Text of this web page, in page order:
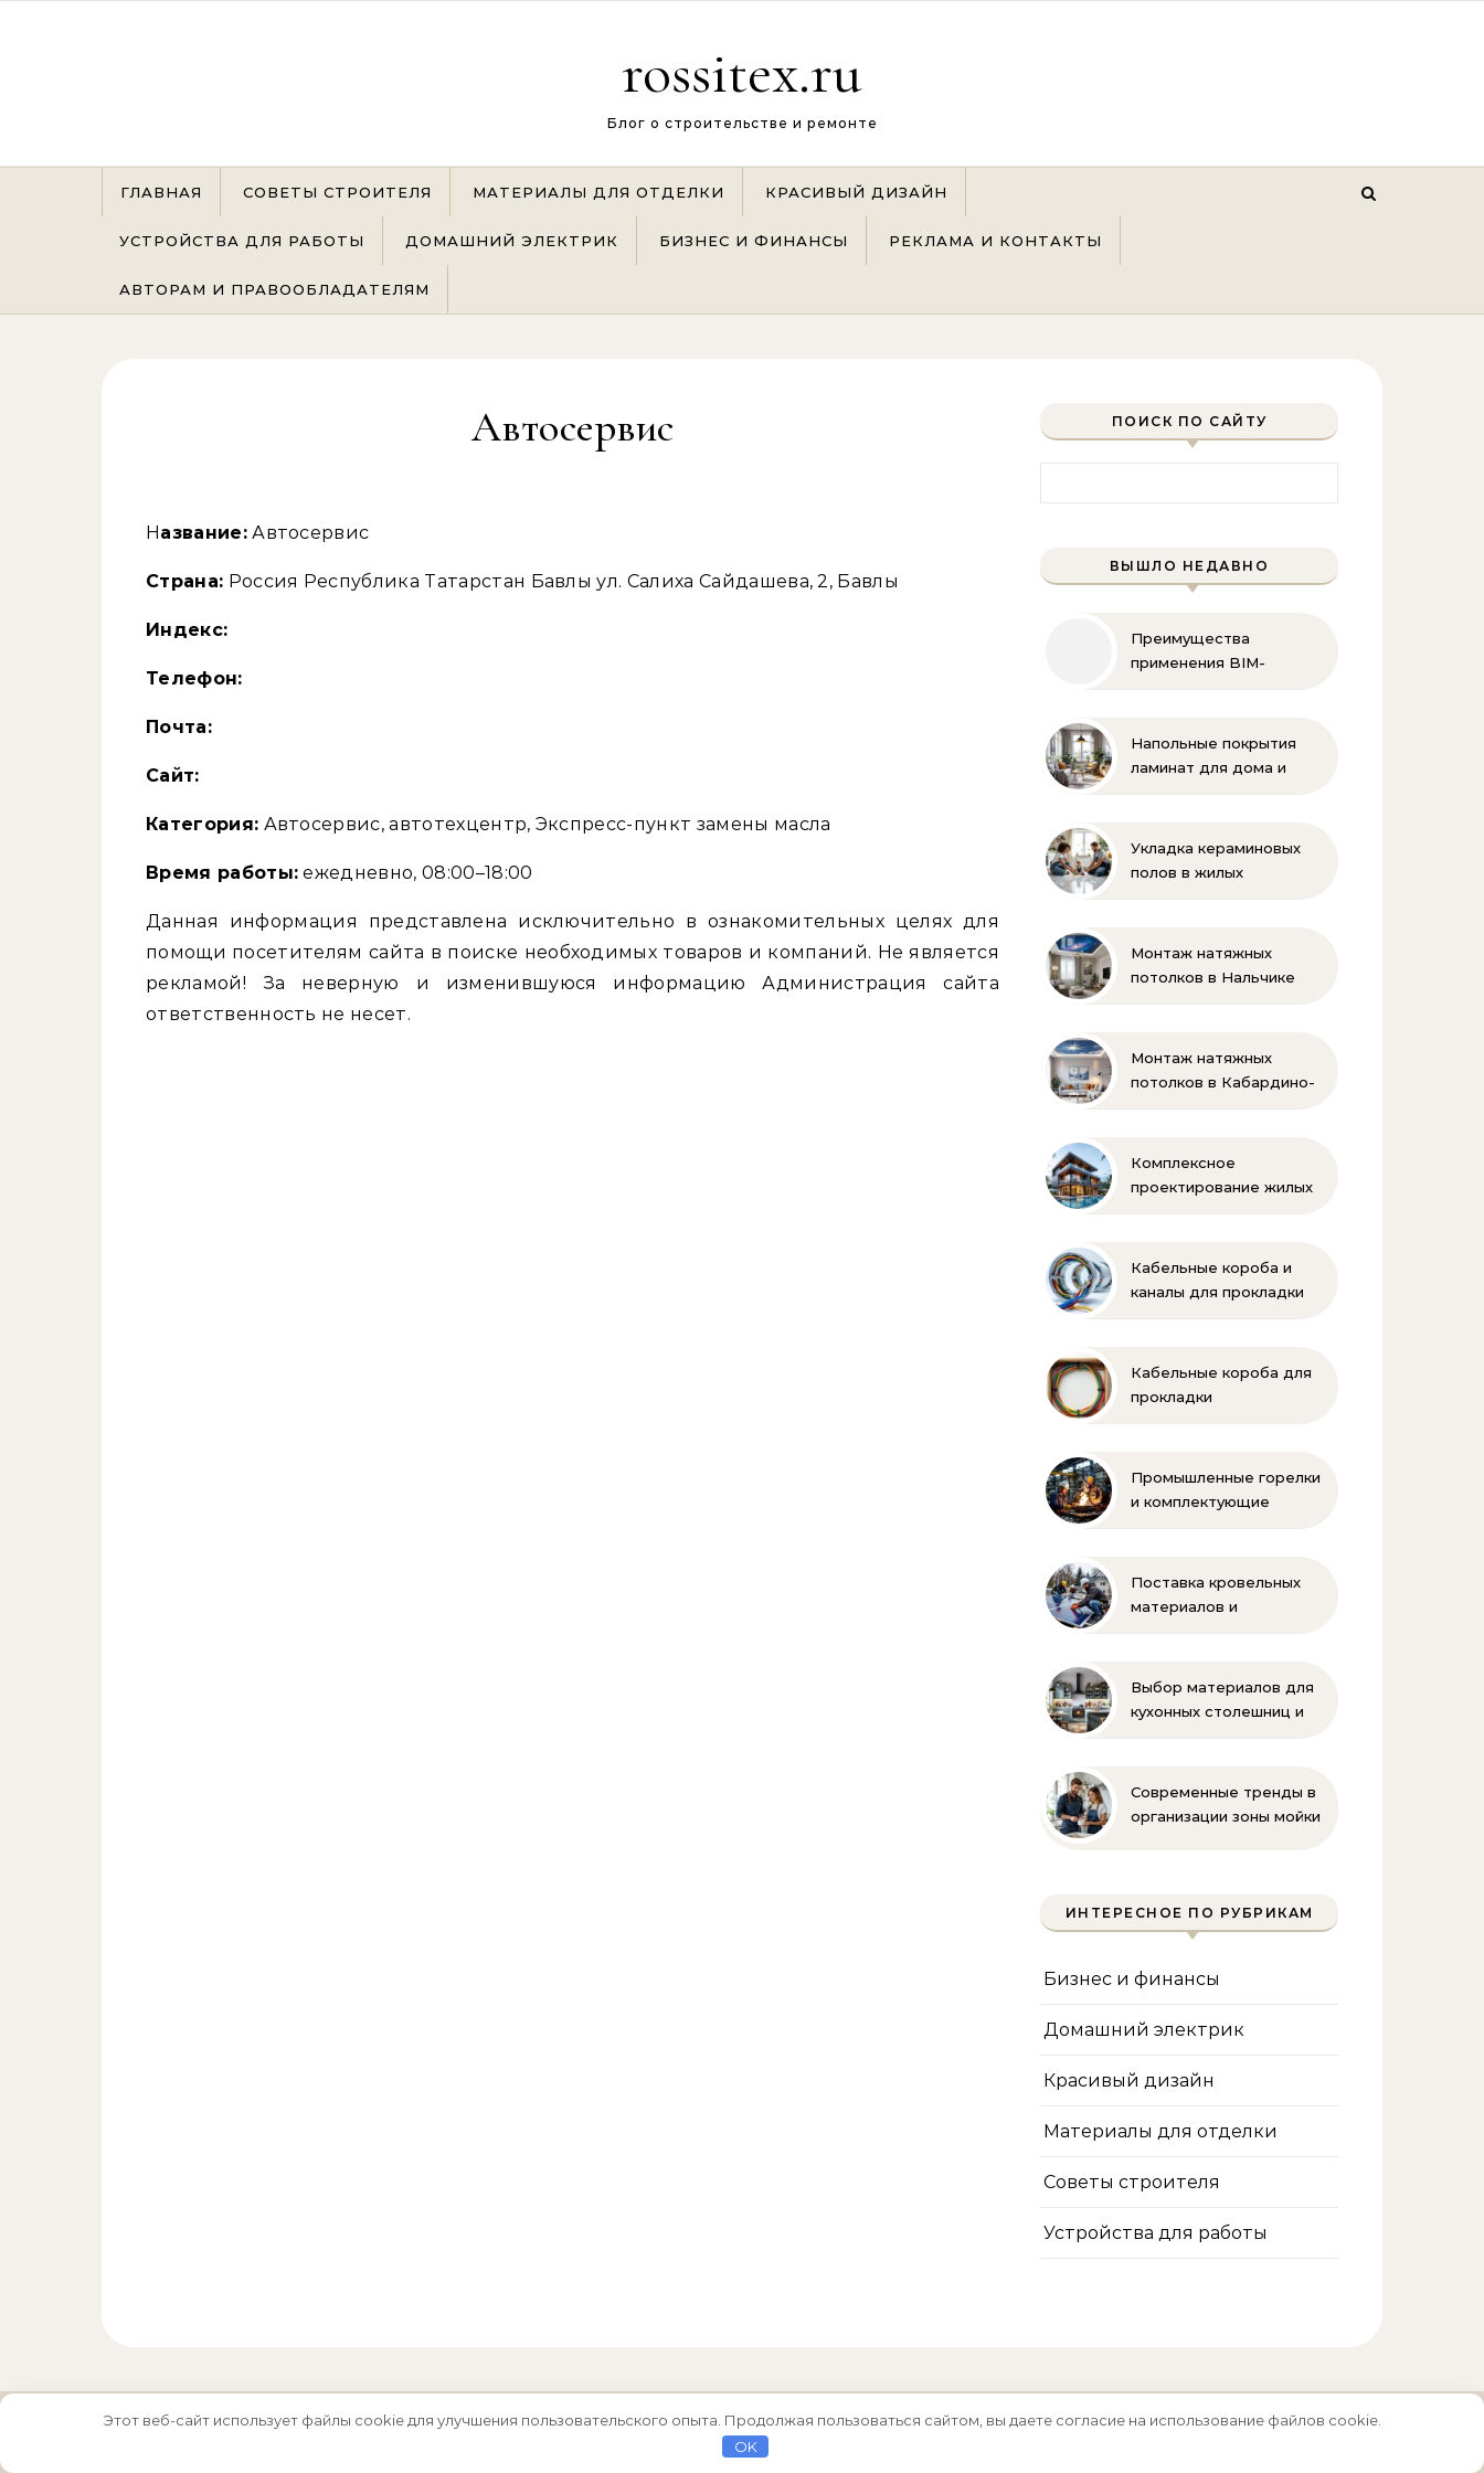
rossitex.ru
Блог о строительстве и ремонте
ГЛАВНАЯ СОВЕТЫ СТРОИТЕЛЯ МАТЕРИАЛЫ ДЛЯ ОТДЕЛКИ КРАСИВЫЙ ДИЗАЙН
УСТРОЙСТВА ДЛЯ РАБОТЫ ДОМАШНИЙ ЭЛЕКТРИК БИЗНЕС И ФИНАНСЫ РЕКЛАМА И КОНТАКТЫ
АВТОРАМ И ПРАВООБЛАДАТЕЛЯМ
Автосервис
Название:Автосервис
Страна: Россия Республика Татарстан Бавлы ул. Салиха Сайдашева, 2, Бавлы
Индекс:
Телефон:
Почта:
Cайт:
Категория: Автосервис, автотехцентр, Экспресс-пункт замены масла
Время работы: ежедневно, 08:00–18:00
Данная информация представлена исключительно в ознакомительных целях для
помощи посетителям сайта в поиске необходимых товаров и компаний. Не является
рекламой! За неверную и изменившуюся информацию Администрация сайта
ответственность не несет.
ПОИСК ПО САЙТУ
ВЫШЛО НЕДАВНО
Преимущества
применения BIM-
Напольные покрытия
ламинат для дома и
Укладка кераминовых
полов в жилых
Монтаж натяжных
потолков в Нальчике
Монтаж натяжных
потолков в Кабардино-
Комплексное
проектирование жилых
Кабельные короба и
каналы для прокладки
Кабельные короба для
прокладки
Промышленные горелки
и комплектующие
Поставка кровельных
материалов и
Выбор материалов для
кухонных столешниц и
Современные тренды в
организации зоны мойки
ИНТЕРЕСНОЕ ПО РУБРИКАМ
Бизнес и финансы
Домашний электрик
Красивый дизайн
Материалы для отделки
Советы строителя
Устройства для работы
Optima Themes
Этот веб-сайт использует файлы cookie для улучшения пользовательского опыта. Продолжая пользоваться сайтом, вы даете согласие на использование файлов cookie.
OK